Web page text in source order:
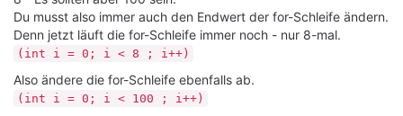
Du musst also immer auch den Endwert der for-Schleife ändern.
Denn jetzt läuft die for-Schleife immer noch - nur 8-mal.
(int i = 0; i < 8 ; i++)
Also ändere die for-Schleife ebenfalls ab.
(int i = 0; i < 100 ; i++)